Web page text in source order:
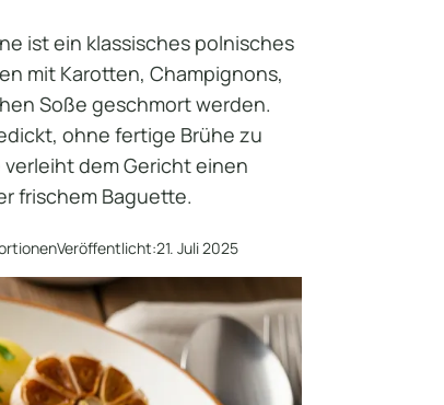
ist ein klassisches polnisches
mit Karotten, Champignons,
Soße geschmort werden.
ohne fertige Brühe zu
dem Gericht einen
frischem Baguette.
Veröffentlicht:21. Juli 2025